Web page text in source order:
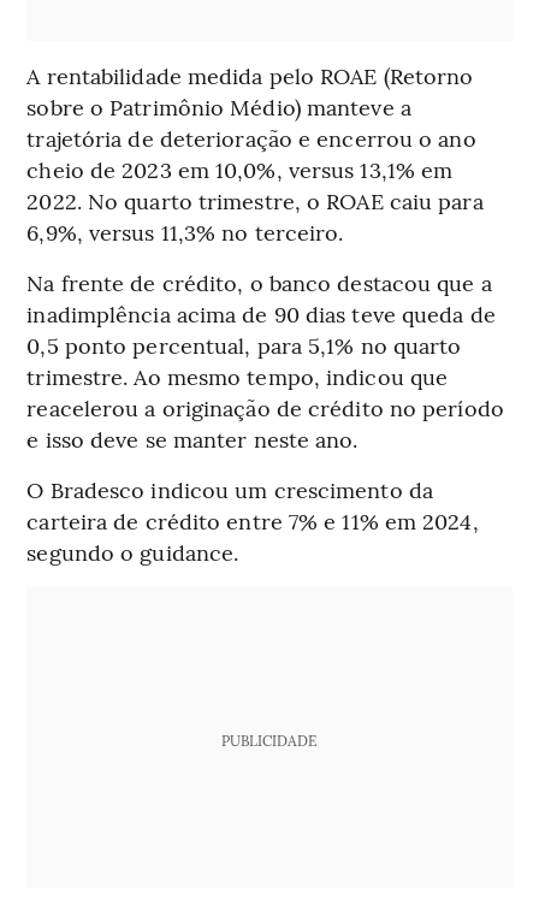
A rentabilidade medida pelo ROAE (Retorno
sobre o Patrimônio Médio) manteve a
trajetória de deterioração e encerrou o ano
cheio de 2023 em 10,0%, versus 13,1% em
2022. No quarto trimestre, o ROAE caiu para
6,9%, versus 11,3% no terceiro.
Na frente de crédito, o banco destacou que a
inadimplência acima de 90 dias teve queda de
0,5 ponto percentual, para 5,1% no quarto
trimestre. Ao mesmo tempo, indicou que
reacelerou a originação de crédito no período
e isso deve se manter neste ano.
O Bradesco indicou um crescimento da
carteira de crédito entre 7% e 11% em 2024,
segundo o guidance.
PUBLICIDADE